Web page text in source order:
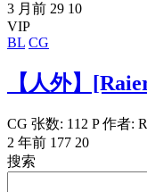
3 月前 29 10
VIP
BL CG
【人外】
CG 张数: 112 P 作者:
2 年前 177 20
搜索